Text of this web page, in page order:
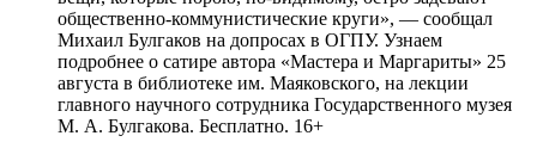
общественно-коммунистические круги», — сообщал
Михаил Булгаков на допросах в ОГПУ. Узнаем
подробнее о сатире автора «Мастера и Маргариты» 25
августа в библиотеке им. Маяковского, на лекции
главного научного сотрудника Государственного музея
М. А. Булгакова. Бесплатно. 16+